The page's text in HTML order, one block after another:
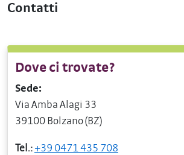
Contatti
Dove ci trovate?
Sede:
Via Amba Alagi 33
39100 Bolzano (BZ)
Tel.: +39 0471 435 708